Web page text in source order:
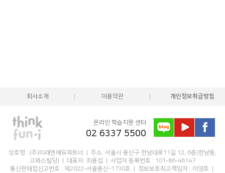
회사소개 이용약관 개인정보취급방침
온라인 학습지원 센터
02 6337 5500
상호명 : (주)미래엔에듀파트너 | 주소: 서울시 용산구 한남대로11길 12, 6층(한남동,
고뫄스빌딩) | 대표자: 최용섭 | 사업자 등록번호 : 101-86-46147
통신판매업신고번호 : 제2022-서울용산-1730호 | 정보보호최고책임자 : 이영호 |